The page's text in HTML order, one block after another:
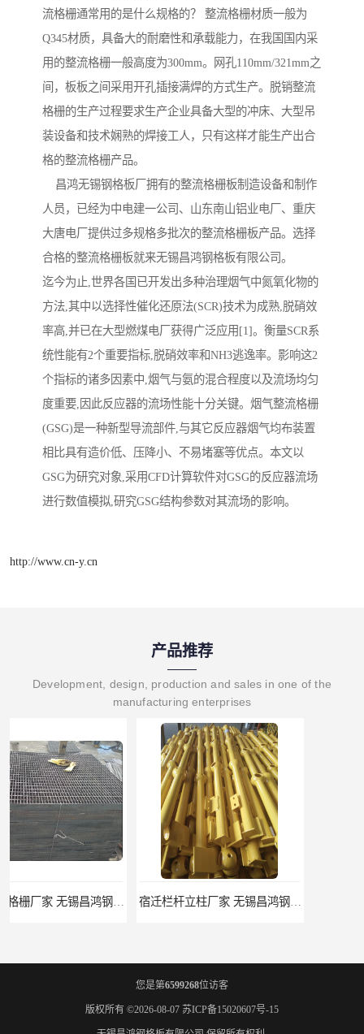
流格栅通常用的是什么规格的？ 整流格栅材质一般为
Q345材质，具备大的耐磨性和承载能力，在我国国内采
用的整流格栅一般高度为300mm。网孔110mm/321mm之
间，板板之间采用开孔插接满焊的方式生产。脱销整流
格栅的生产过程要求生产企业具备大型的冲床、大型吊
装设备和技术娴熟的焊接工人，只有这样才能生产出合
格的整流格栅产品。
昌鸿无锡钢格板厂拥有的整流格栅板制造设备和制作
人员，已经为中电建一公司、山东南山铝业电厂、重庆
大唐电厂提供过多规格多批次的整流格栅板产品。选择
合格的整流格栅板就来无锡昌鸿钢格板有限公司。
迄今为止,世界各国已开发出多种治理烟气中氮氧化物的
方法,其中以选择性催化还原法(SCR)技术为成熟,脱硝效
率高,并已在大型燃煤电厂获得广泛应用[1]。衡量SCR系
统性能有2个重要指标,脱硝效率和NH3逃逸率。影响这2
个指标的诸多因素中,烟气与氨的混合程度以及流场均匀
度重要,因此反应器的流场性能十分关键。烟气整流格栅
(GSG)是一种新型导流部件,与其它反应器烟气均布装置
相比具有造价低、压降小、不易堵塞等优点。本文以
GSG为研究对象,采用CFD计算软件对GSG的反应器流场
进行数值模拟,研究GSG结构参数对其流场的影响。
http://www.cn-y.cn
产品推荐
Development, design, production and sales in one of the
manufacturing enterprises
宿迁栏杆立柱厂家 无锡昌鸿钢格板有限公司
您是第6599268位访客
版权所有 ©2026-08-07 苏ICP备15020607号-15